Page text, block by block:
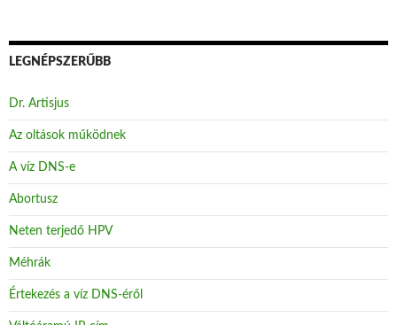
LEGNÉPSZERŰBB
Dr. Artisjus
Az oltások működnek
A víz DNS-e
Abortusz
Neten terjedő HPV
Méhrák
Értekezés a víz DNS-éről